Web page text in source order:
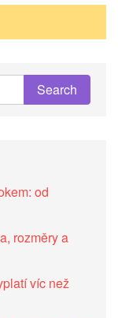
od
rozměry a
víc než